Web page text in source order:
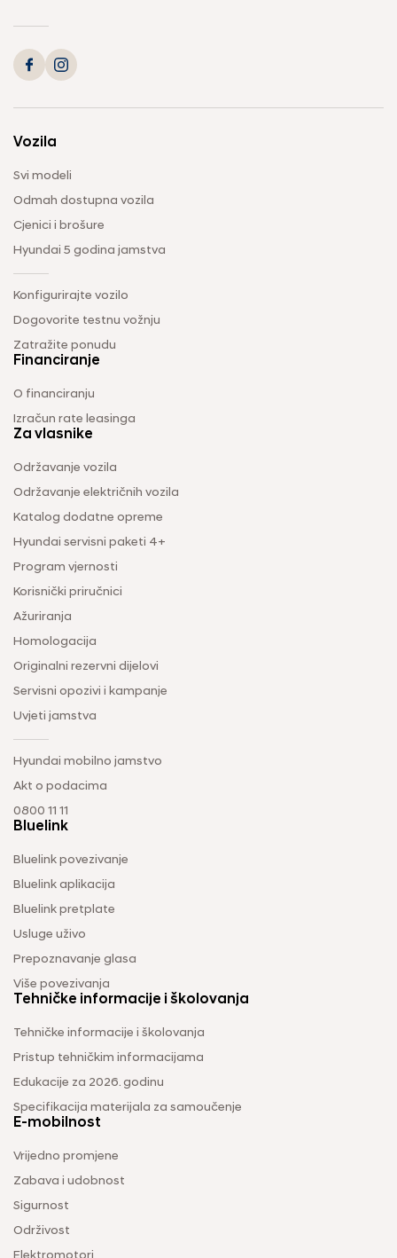
Vozila
Svi modeli
Odmah dostupna vozila
Cjenici i brošure
Hyundai 5 godina jamstva
Konfigurirajte vozilo
Dogovorite testnu vožnju
Zatražite ponudu
Financiranje
O financiranju
Izračun rate leasinga
Za vlasnike
Održavanje vozila
Održavanje električnih vozila
Katalog dodatne opreme
Hyundai servisni paketi 4+
Program vjernosti
Korisnički priručnici
Ažuriranja
Homologacija
Originalni rezervni dijelovi
Servisni opozivi i kampanje
Uvjeti jamstva
Hyundai mobilno jamstvo
Akt o podacima
0800 11 11
Bluelink
Bluelink povezivanje
Bluelink aplikacija
Bluelink pretplate
Usluge uživo
Prepoznavanje glasa
Više povezivanja
Tehničke informacije i školovanja
Tehničke informacije i školovanja
Pristup tehničkim informacijama
Edukacije za 2026. godinu
Specifikacija materijala za samoučenje
E-mobilnost
Vrijedno promjene
Zabava i udobnost
Sigurnost
Održivost